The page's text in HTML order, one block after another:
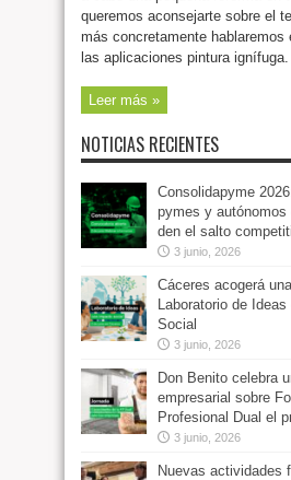
queremos aconsejarte sobre el
más concretamente hablaremos
las aplicaciones pintura ignífuga.
Leer más »
NOTICIAS RECIENTES
Consolidapyme
pymes y autónomos
den el salto
3 junio, 2026
Cáceres acogerá
Laboratorio de
Social
3 junio, 2026
Don Benito celebra
empresarial sobre
Profesional Dual el
3 junio, 2026
Nuevas actividades